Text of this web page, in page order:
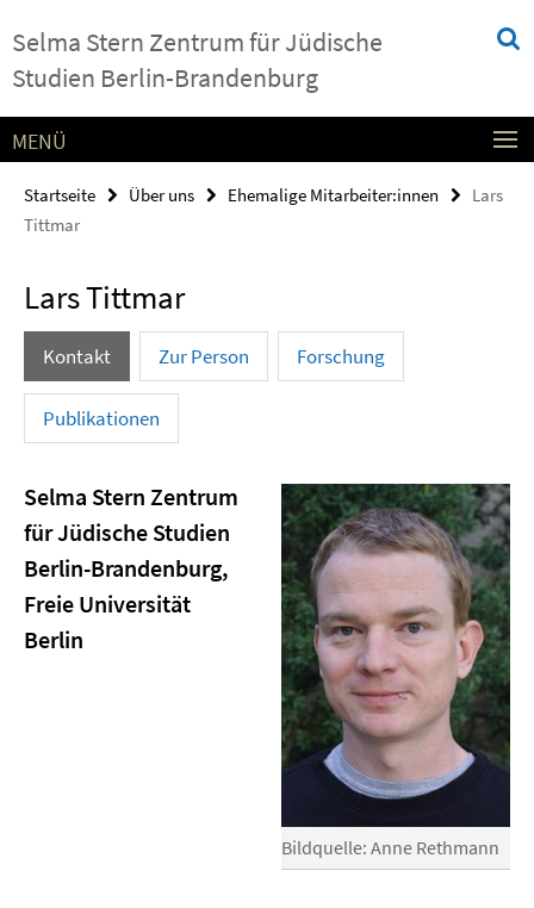
direkt
zu
Selma Stern Zentrum für Jüdische
Studien Berlin-Brandenburg
Service-
Navigation
MENÜ
Startseite Über uns Ehemalige Mitarbeiter:innen
Lars
Tittmar
Lars Tittmar
Kontakt Zur Person Forschung
Publikationen
Bildquelle: Anne Rethmann
Selma Stern Zentrum
für Jüdische Studien
Berlin-Brandenburg,
Freie Universität
Berlin